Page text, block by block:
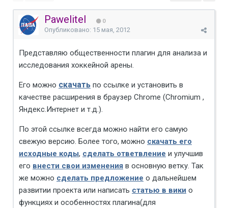
Pawelitel 0
Опубликовано: 15 мая, 2012
Представляю общественности плагин для анализа и
исследования хоккейной арены.
Его можно скачать по ссылке и установить в
качестве расширения в браузер Chrome (Chromium ,
Яндекс.Интернет и т.д.).
По этой ссылке всегда можно найти его самую
свежую версию. Более того, можно скачать его
исходные коды, сделать ответвление и улучшив
его внести свои изменения в основную ветку. Так
же можно сделать предложение о дальнейшем
развитии проекта или написать статью в вики о
функциях и особенностях плагина(для